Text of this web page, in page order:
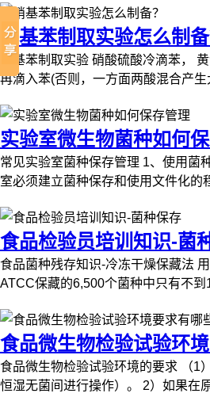
硝基苯制取实验怎么制备
硝基苯制取实验 硝酸硫酸冷滴苯，
再滴入苯(否则，一方面两酸混合产
实验室微生物菌种如何
常见实验室菌种保存管理 1、使用菌
室必须建立菌种保存和使用文件化的
食品检验员培训知识-菌
食品菌种残存知识-冷冻干燥保藏法
ATCC保藏的6,500个菌种中只有不
食品微生物检验试验环境
食品微生物检验试验环境的要求 （1
恒湿无菌间进行操作）。 2）如果在